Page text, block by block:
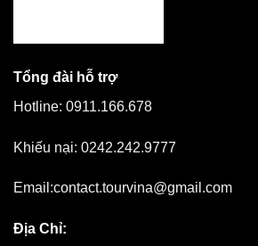
Tổng đài hỗ trợ
Hotline: 0911.166.678
Khiếu nại: 0242.242.9777
Email:contact.tourvina@gmail.com
Địa Chỉ: